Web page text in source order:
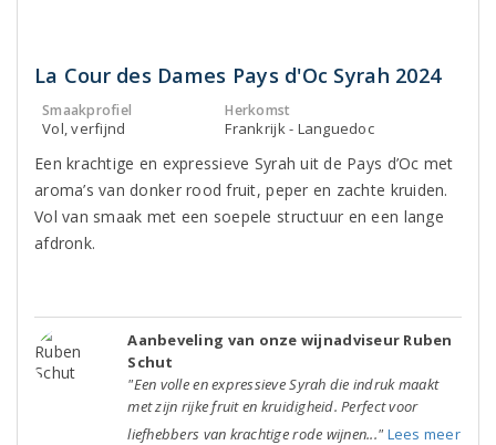
La Cour des Dames Pays d'Oc Syrah 2024
Smaakprofiel
Vol, verfijnd
Herkomst
Frankrijk - Languedoc
Een krachtige en expressieve Syrah uit de Pays d’Oc met
aroma’s van donker rood fruit, peper en zachte kruiden.
Vol van smaak met een soepele structuur en een lange
afdronk.
Aanbeveling van onze wijnadviseur Ruben
Schut
"Een volle en expressieve Syrah die indruk maakt
met zijn rijke fruit en kruidigheid. Perfect voor
liefhebbers van krachtige rode wijnen..." Lees meer